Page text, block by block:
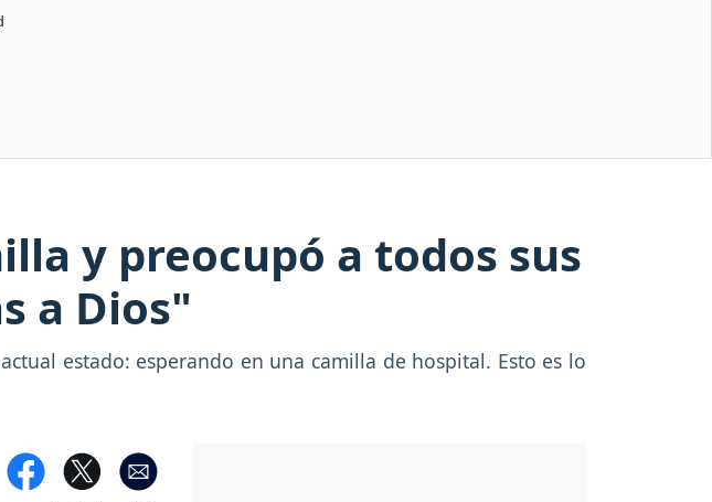
y preocupó a todos sus
a Dios"
estado: esperando en una camilla de hospital. Esto es lo